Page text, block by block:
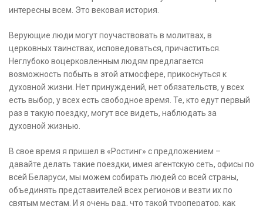
интересны всем. Это вековая история.
Верующие люди могут поучаствовать в молитвах, в
церковных таинствах, исповедоваться, причаститься.
Неглубоко воцерковленным людям предлагается
возможность побыть в этой атмосфере, прикоснуться к
духовной жизни. Нет принуждений, нет обязательств, у всех
есть выбор, у всех есть свободное время. Те, кто едут первый
раз в такую поездку, могут все видеть, наблюдать за
духовной жизнью.
В свое время я пришел в «Ростинг» с предложением –
давайте делать такие поездки, имея агентскую сеть, офисы по
всей Беларуси, мы можем собирать людей со всей страны,
объединять представителей всех регионов и везти их по
святым местам. И я очень рад, что такой туроператор, как